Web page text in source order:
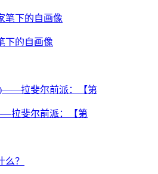
下的自画像
拉斐尔前派：【第